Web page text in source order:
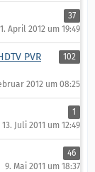
37
April 2012 um 19:49
PVR
102
2012 um 08:25
1
13. Juli 2011 um 12:49
46
9. Mai 2011 um 18:37